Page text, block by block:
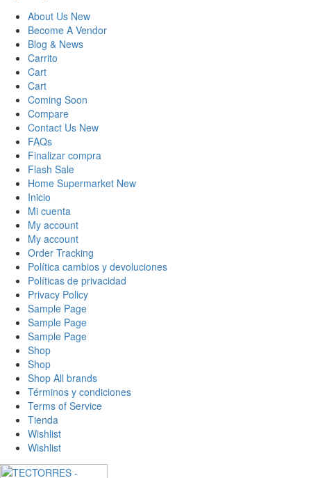
About Us New
Become A Vendor
Blog & News
Carrito
Cart
Cart
Coming Soon
Compare
Contact Us New
FAQs
Finalizar compra
Flash Sale
Home Supermarket New
Inicio
Mi cuenta
My account
My account
Order Tracking
Política cambios y devoluciones
Políticas de privacidad
Privacy Policy
Sample Page
Sample Page
Sample Page
Shop
Shop
Shop All brands
Términos y condiciones
Terms of Service
Tienda
Wishlist
Wishlist